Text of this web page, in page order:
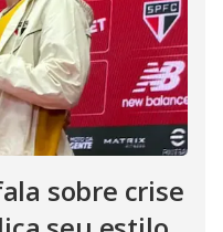
sobre crise